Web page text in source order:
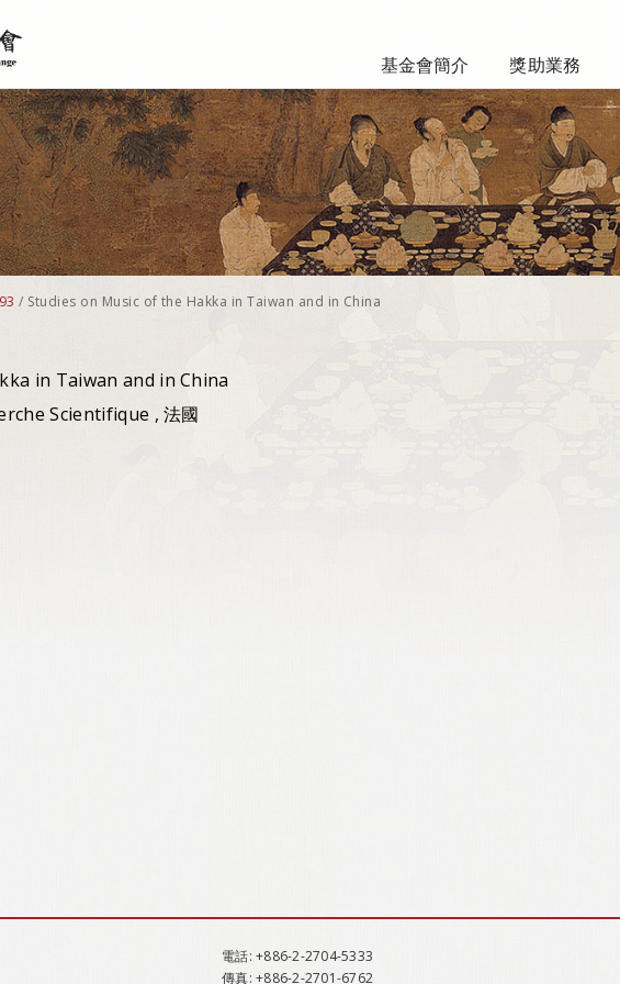
基金會簡介 獎助業務
/ Studies on Music of the Hakka in Taiwan and in China
in Taiwan and in China
Scientifique , 法國
電話: +886-2-2704-5333
傳真: +886-2-2701-6762